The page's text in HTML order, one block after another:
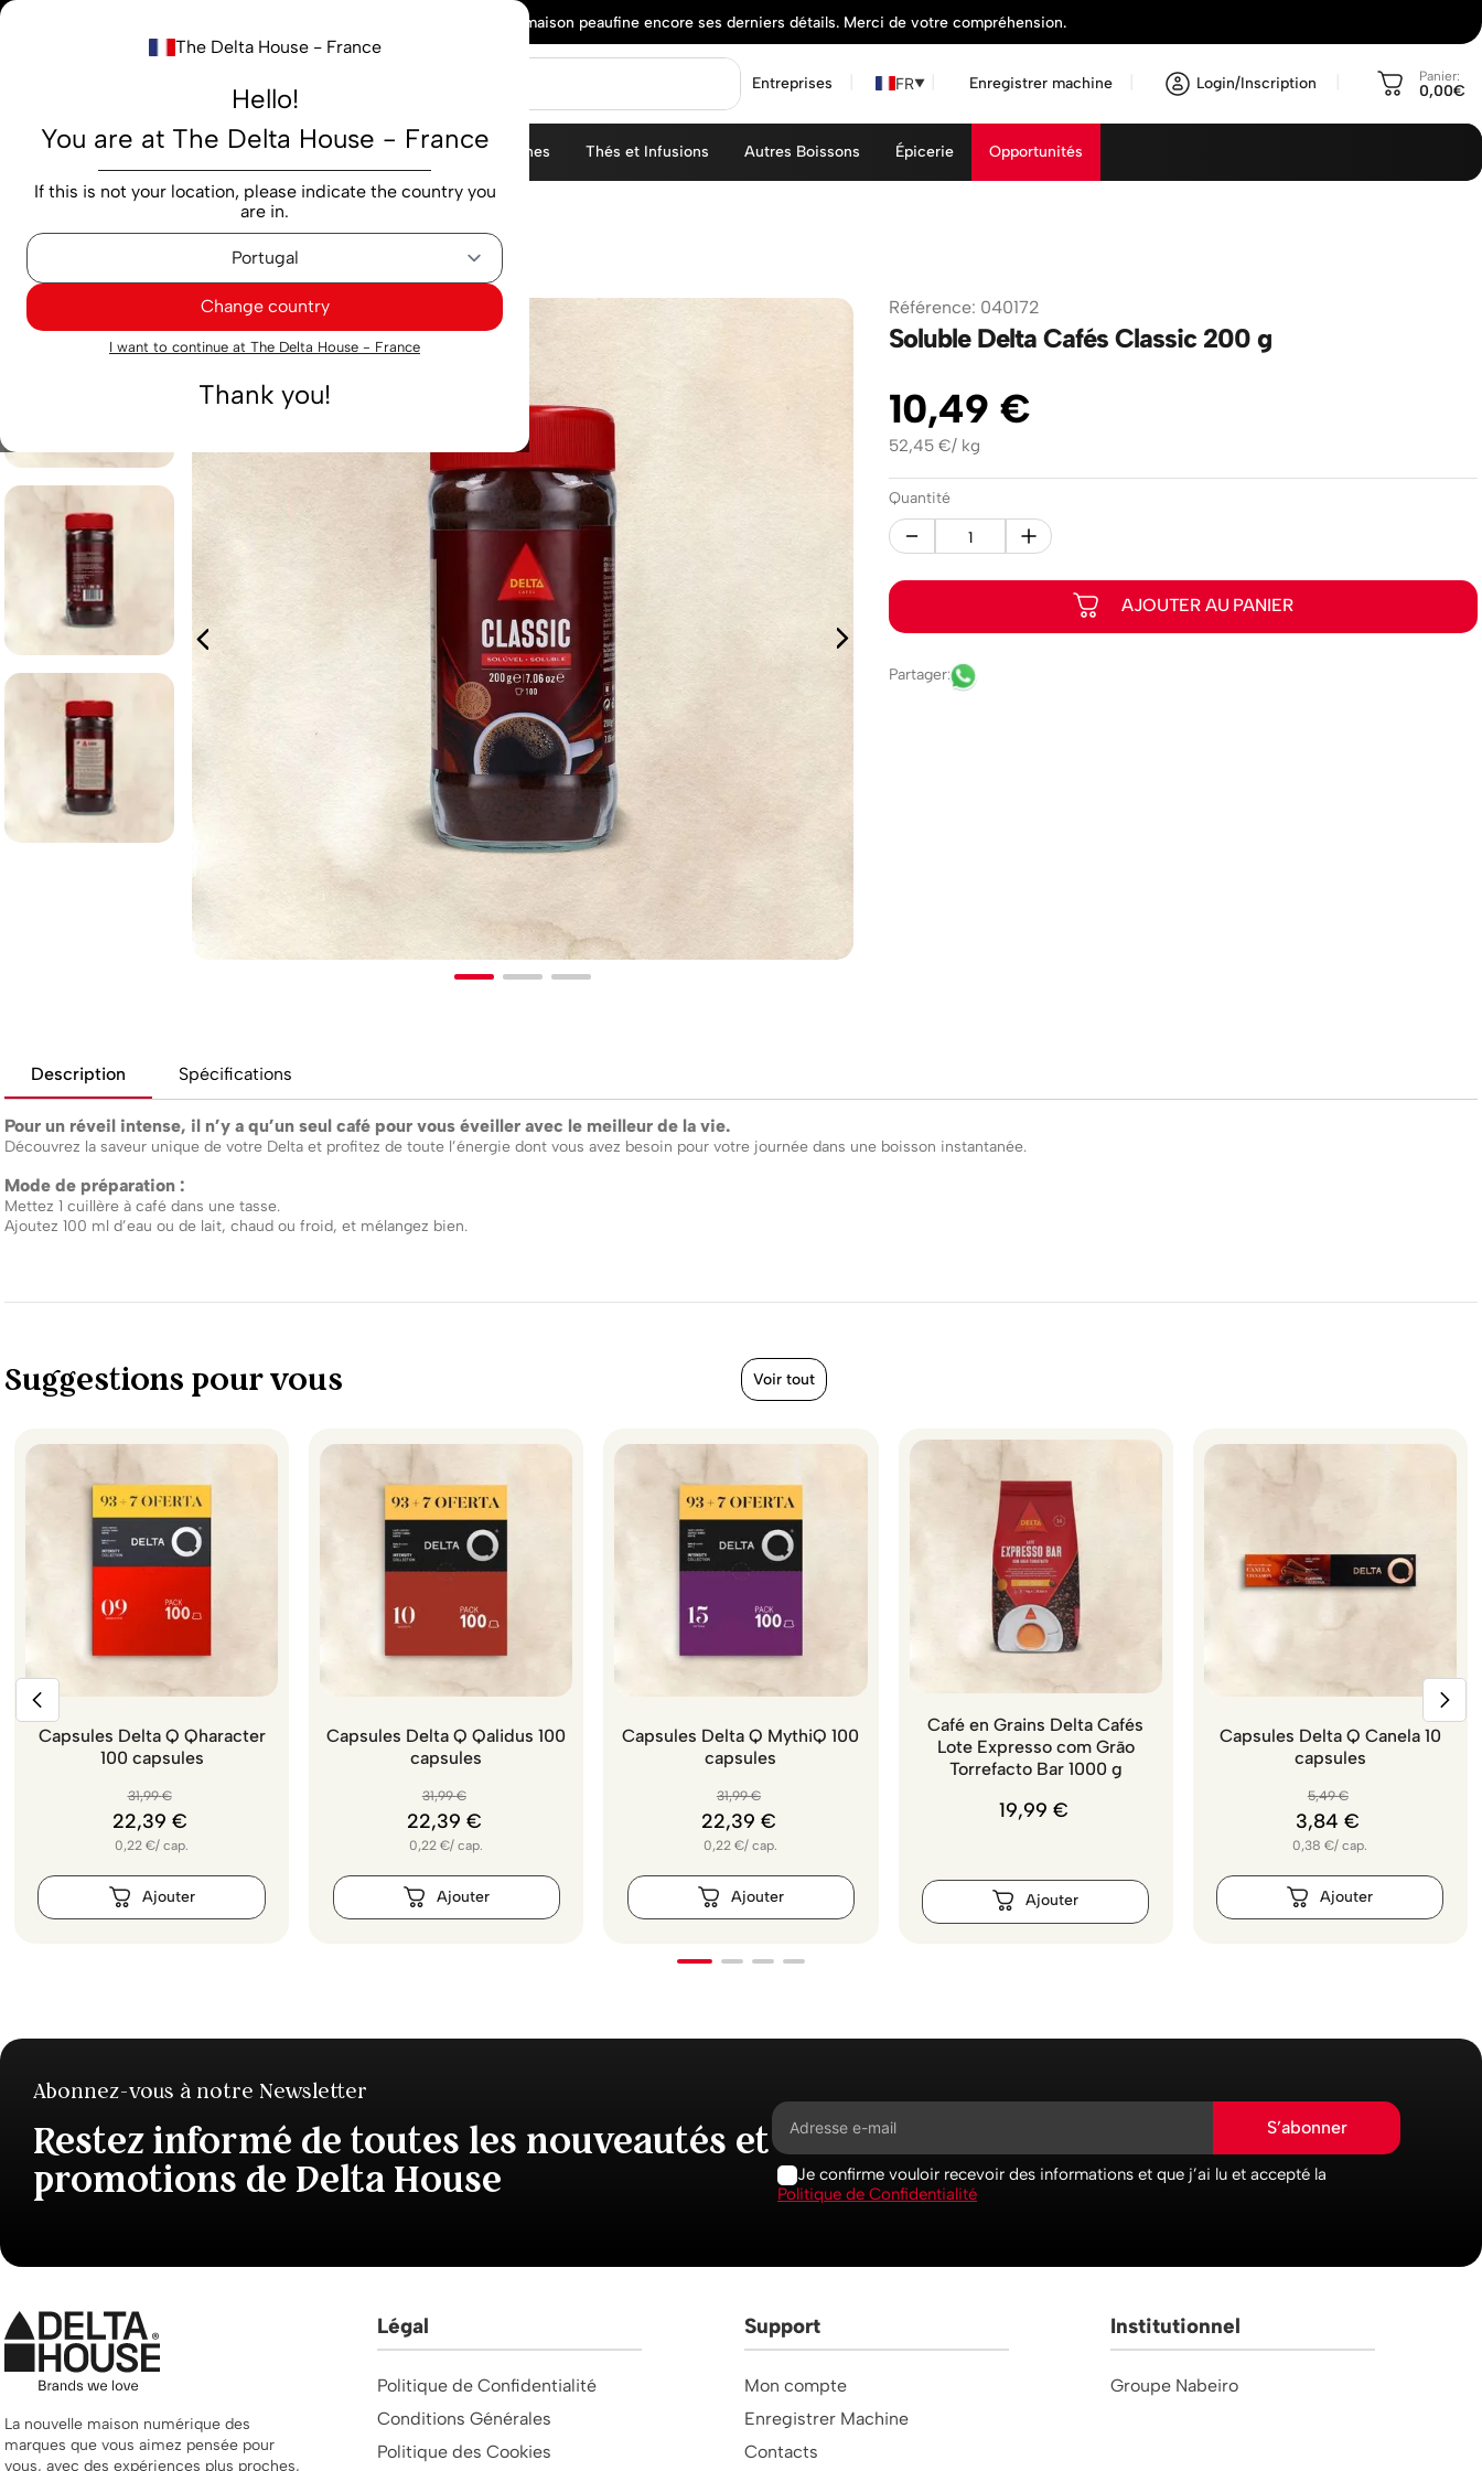
The Delta House - France
Hello!
You are at The Delta House - France
If this is not your location, please indicate the country you
are in.
Change country
I want to continue at The Delta House - France
Thank you!
Notre nouvelle maison peaufine encore ses derniers détails. Merci de votre compréhension.
Entreprises FR▼ Enregistrer machine Login/Inscription Panier:
0,00€
Produits Marques Cafés Capsules Machines Thés et Infusions Autres Boissons Épicerie Opportunités
Soluble Delta Cafés Classic 200 g
Référence: 040172
Soluble Delta Cafés Classic 200 g
10,49 €
52,45 €/ kg
Quantité
Description Spécifications
Pour un réveil intense, il n’y a qu’un seul café pour vous éveiller avec le meilleur de la vie.
Découvrez la saveur unique de votre Delta et profitez de toute l’énergie dont vous avez besoin pour votre journée dans une boisson instantanée.
Mode de préparation :
Mettez 1 cuillère à café dans une tasse.
Ajoutez 100 ml d’eau ou de lait, chaud ou froid, et mélangez bien.
Suggestions pour vous Voir tout
Capsules Delta Q Qharacter
100 capsules
31,99 €
22,39 €
0,22 €/cap.
Capsules Delta Q Qalidus 100
capsules
31,99 €
22,39 €
0,22 €/cap.
Capsules Delta Q MythiQ 100
capsules
31,99 €
22,39 €
0,22 €/cap.
Café en Grains Delta Cafés
Lote Expresso com Grão
Torrefacto Bar 1000 g
19,99 €
Capsules Delta Q Canela 10
capsules
5,49 €
3,84 €
0,38 €/cap.
Abonnez-vous à notre Newsletter
Restez informé de toutes les nouveautés et
promotions de Delta House
S’abonner
Je confirme vouloir recevoir des informations et que j’ai lu et accepté la
Politique de Confidentialité
La nouvelle maison numérique des
marques que vous aimez pensée pour
vous, avec des expériences plus proches,
Légal
Politique de Confidentialité
Conditions Générales
Politique des Cookies
Support
Mon compte
Enregistrer Machine
Contacts
Institutionnel
Groupe Nabeiro